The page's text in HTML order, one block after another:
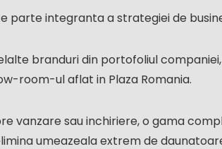
parte integranta a strategiei de
branduri din portofoliul
room-ul aflat in Plaza Romania.
vanzare sau inchiriere, o gama
umeazeala extrem de